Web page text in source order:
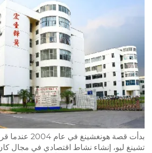
بدأت قصة
تشينغ ليو، إنشاء نشاط اقتصادي في مجال